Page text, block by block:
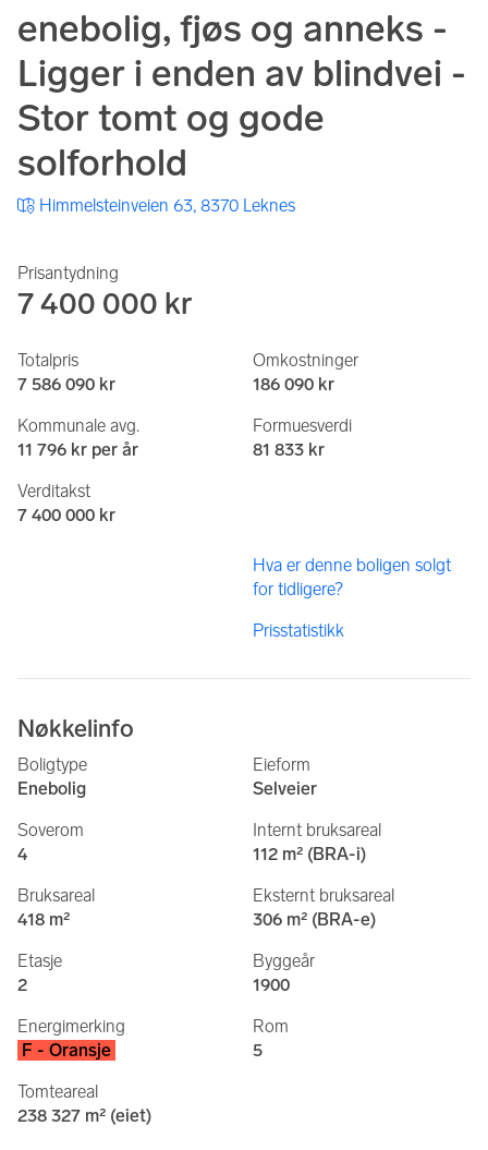
enebolig, fjøs og anneks -
Ligger i enden av blindvei -
Stor tomt og gode
solforhold
Himmelsteinveien 63, 8370 Leknes
Prisantydning
7 400 000 kr
Totalpris
7 586 090 kr
Omkostninger
186 090 kr
Kommunale avg.
11 796 kr per år
Formuesverdi
81 833 kr
Verditakst
7 400 000 kr
Hva er denne boligen solgt
for tidligere?
Prisstatistikk
Nøkkelinfo
Boligtype
Enebolig
Eieform
Selveier
Soverom
4
Internt bruksareal
112 m² (BRA-i)
Bruksareal
418 m²
Eksternt bruksareal
306 m² (BRA-e)
Etasje
2
Byggeår
1900
Energimerking
F - Oransje
Rom
5
Tomteareal
238 327 m² (eiet)